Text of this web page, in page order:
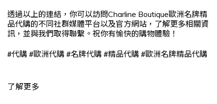
透過以上的連結，你可以訪問Charline Boutique歐洲名牌精
品代購的不同社群媒體平台以及官方網站，了解更多相關資
訊，並與我們取得聯繫。祝你有愉快的購物體驗！
#代購 #歐洲代購 #名牌代購 #精品代購 #歐洲名牌精品代購
了解更多